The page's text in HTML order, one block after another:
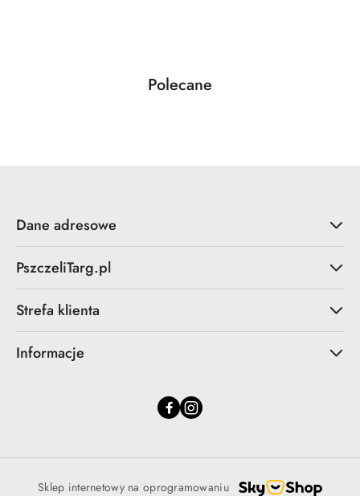
Pomiń karuzelę produktów
Produkty
Polecane
Dane adresowe
PszczeliTarg.pl
Strefa klienta
Informacje
Sklep internetowy na oprogramowaniu